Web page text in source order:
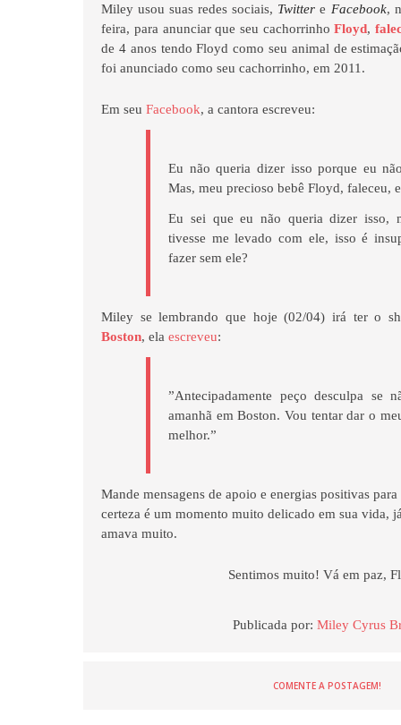
Miley usou suas redes sociais, Twitter e Facebook,
feira, para anunciar que seu cachorrinhoFloyd,
de 4 anos tendo Floyd como seu animal de
foi anunciado como seu cachorrinho, em 2011.
Em seuFacebook, a cantora escreveu:
Eu não queria dizer isso porque eu
Mas, meu precioso bebê Floyd, faleceu,
Eu sei que eu não queria dizer isso,
tivesse me levado com ele, isso é
fazer sem ele?
Miley se lembrando que hoje (02/04) irá ter o
Boston, elaescreveu:
”Antecipadamente peço desculpa se
amanhã em Boston. Vou tentar dar o
melhor.”
Mande mensagens de apoio e energias positivas
certeza é um momento muito delicado em sua vida,
amava muito.
Sentimos muito! Vá em paz,
Publicada por:Miley Cyrus
COMENTE A POSTAGEM!